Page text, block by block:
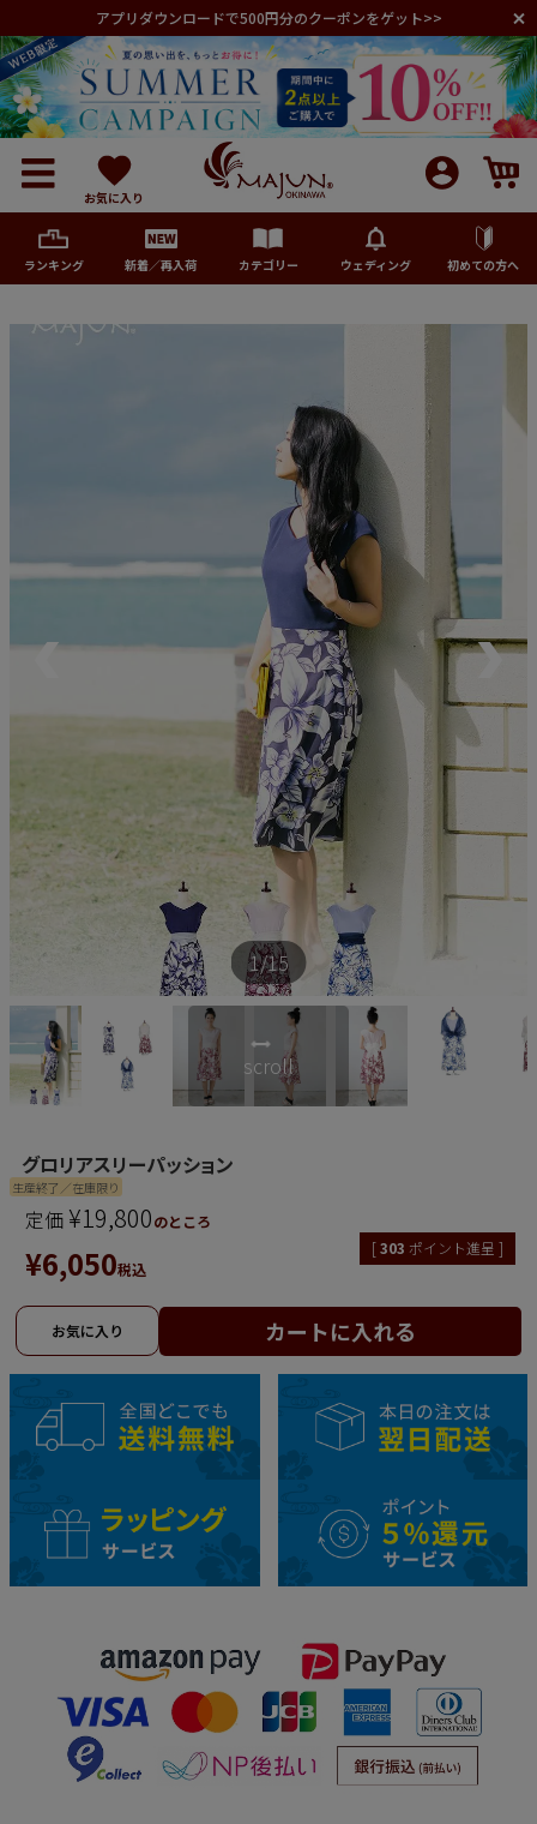
アプリダウンロードで500円分のクーポンをゲット>>
お気に入り
ランキング 新着／再入荷 カテゴリー ウェディング 初めての方へ
メンズ
再入荷商品
アウトレット
サイズから探す
レーベルから探す
1/15
scroll
グロリアスリーパッション
生産終了／在庫限り
定価 ¥19,800のところ
¥6,050税込
[303 ポイント進呈 ]
カートに入れる